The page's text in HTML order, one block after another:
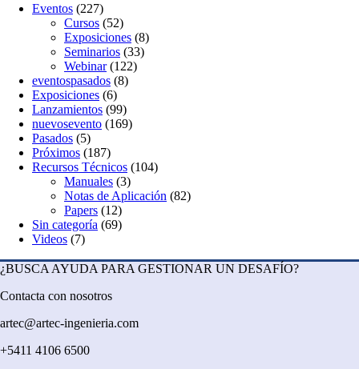
Eventos (227)
Cursos (52)
Exposiciones (8)
Seminarios (33)
Webinar(122)
eventospasados (8)
Exposiciones (6)
Lanzamientos (99)
nuevosevento (169)
Pasados (5)
Próximos (187)
Recursos Técnicos (104)
Manuales (3)
Notas de Aplicación (82)
Papers (12)
Sin categoría (69)
Videos (7)
¿BUSCA AYUDA PARA GESTIONAR UN DESAFÍO?
Contacta con nosotros
artec@artec-ingenieria.com
+5411 4106 6500